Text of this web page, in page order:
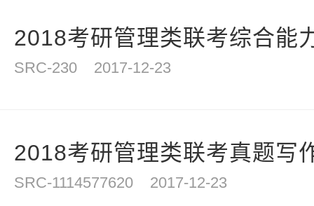
2018考研管理类联考综合能
SRC-230 2017-12-23
2018考研管理类联考真题写
SRC-1114577620 2017-12-23